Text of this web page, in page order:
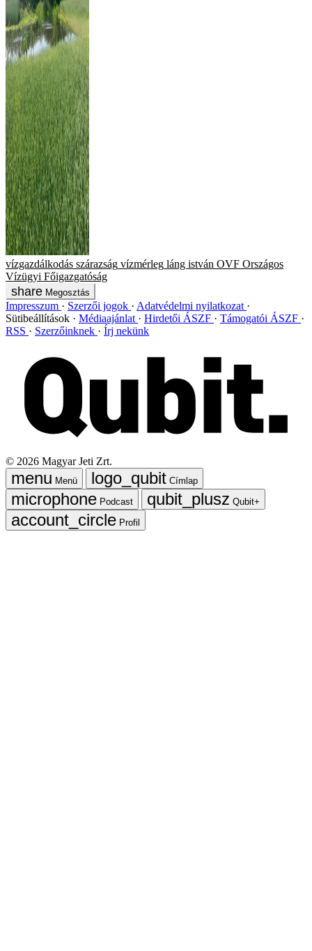
vízgazdálkodás szárazság vízmérleg láng istván OVF Országos
Vízügyi Főigazgatóság
Megosztás
Impresszum Szerzői jogok
Adatvédelmi nyilatkozat
Sütibeállítások
Médiaajánlat Hirdetői ÁSZF
Támogatói ÁSZF
RSS
Szerzőinknek Írj nekünk
© 2026 Magyar Jeti Zrt.
Menü
Címlap
Podcast
Qubit+
Profil